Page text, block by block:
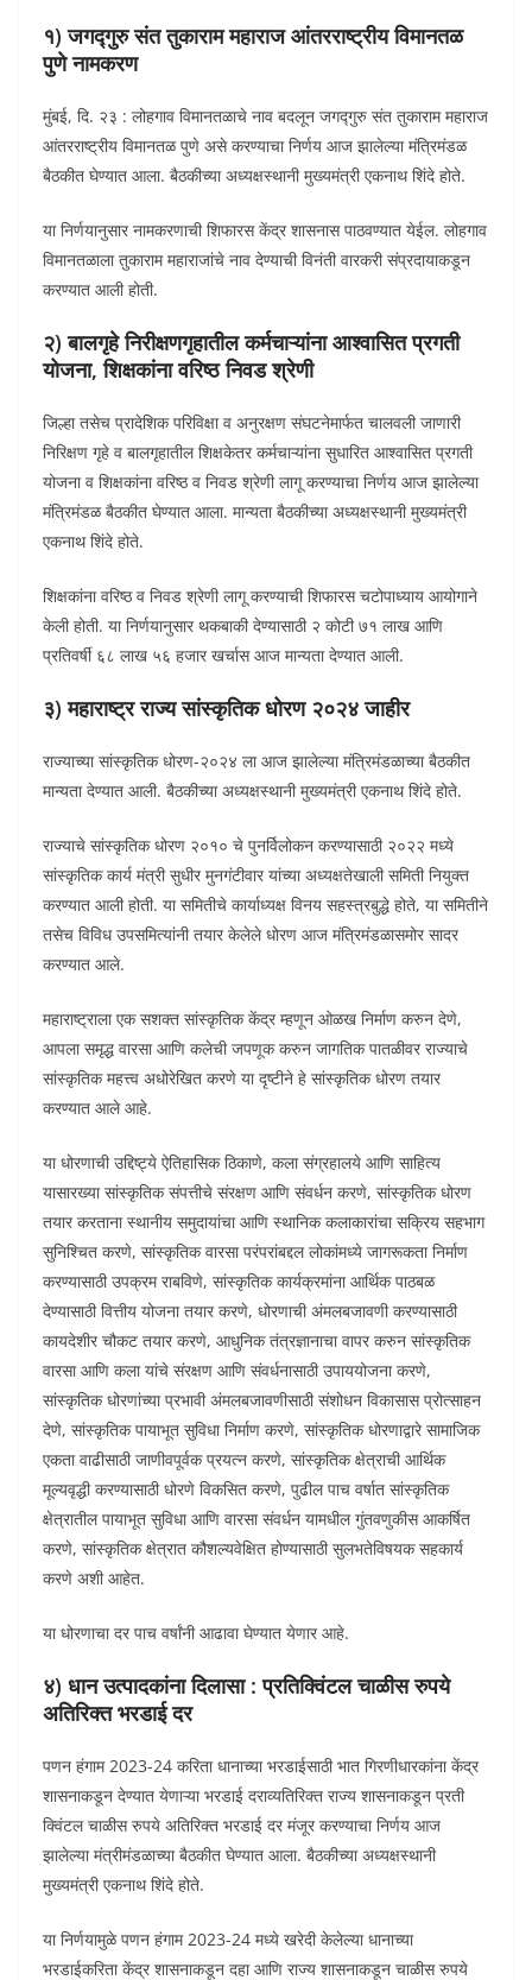
१) जगद्गुरु संत तुकाराम महाराज आंतरराष्ट्रीय विमानतळ
पुणे नामकरण
मुंबई, दि. २३ : लोहगाव विमानतळाचे नाव बदलून जगद्गुरु संत तुकाराम महाराज
आंतरराष्ट्रीय विमानतळ पुणे असे करण्याचा निर्णय आज झालेल्या मंत्रिमंडळ
बैठकीत घेण्यात आला. बैठकीच्या अध्यक्षस्थानी मुख्यमंत्री एकनाथ शिंदे होते.
या निर्णयानुसार नामकरणाची शिफारस केंद्र शासनास पाठवण्यात येईल. लोहगाव
विमानतळाला तुकाराम महाराजांचे नाव देण्याची विनंती वारकरी संप्रदायाकडून
करण्यात आली होती.
२) बालगृहे निरीक्षणगृहातील कर्मचाऱ्यांना आश्वासित प्रगती
योजना, शिक्षकांना वरिष्ठ निवड श्रेणी
जिल्हा तसेच प्रादेशिक परिविक्षा व अनुरक्षण संघटनेमार्फत चालवली जाणारी
निरिक्षण गृहे व बालगृहातील शिक्षकेतर कर्मचाऱ्यांना सुधारित आश्वासित प्रगती
योजना व शिक्षकांना वरिष्ठ व निवड श्रेणी लागू करण्याचा निर्णय आज झालेल्या
मंत्रिमंडळ बैठकीत घेण्यात आला. मान्यता बैठकीच्या अध्यक्षस्थानी मुख्यमंत्री
एकनाथ शिंदे होते.
शिक्षकांना वरिष्ठ व निवड श्रेणी लागू करण्याची शिफारस चटोपाध्याय आयोगाने
केली होती. या निर्णयानुसार थकबाकी देण्यासाठी २ कोटी ७१ लाख आणि
प्रतिवर्षी ६८ लाख ५६ हजार खर्चास आज मान्यता देण्यात आली.
३) महाराष्ट्र राज्य सांस्कृतिक धोरण २०२४ जाहीर
राज्याच्या सांस्कृतिक धोरण-२०२४ ला आज झालेल्या मंत्रिमंडळाच्या बैठकीत
मान्यता देण्यात आली. बैठकीच्या अध्यक्षस्थानी मुख्यमंत्री एकनाथ शिंदे होते.
राज्याचे सांस्कृतिक धोरण २०१० चे पुनर्विलोकन करण्यासाठी २०२२ मध्ये
सांस्कृतिक कार्य मंत्री सुधीर मुनगंटीवार यांच्या अध्यक्षतेखाली समिती नियुक्त
करण्यात आली होती. या समितीचे कार्याध्यक्ष विनय सहस्त्रबुद्धे होते, या समितीने
तसेच विविध उपसमित्यांनी तयार केलेले धोरण आज मंत्रिमंडळासमोर सादर
करण्यात आले.
महाराष्ट्राला एक सशक्त सांस्कृतिक केंद्र म्हणून ओळख निर्माण करुन देणे,
आपला समृद्ध वारसा आणि कलेची जपणूक करुन जागतिक पातळीवर राज्याचे
सांस्कृतिक महत्त्व अधोरेखित करणे या दृष्टीने हे सांस्कृतिक धोरण तयार
करण्यात आले आहे.
या धोरणाची उद्दिष्ट्ये ऐतिहासिक ठिकाणे, कला संग्रहालये आणि साहित्य
यासारख्या सांस्कृतिक संपत्तीचे संरक्षण आणि संवर्धन करणे, सांस्कृतिक धोरण
तयार करताना स्थानीय समुदायांचा आणि स्थानिक कलाकारांचा सक्रिय सहभाग
सुनिश्चित करणे, सांस्कृतिक वारसा परंपरांबद्दल लोकांमध्ये जागरूकता निर्माण
करण्यासाठी उपक्रम राबविणे, सांस्कृतिक कार्यक्रमांना आर्थिक पाठबळ
देण्यासाठी वित्तीय योजना तयार करणे, धोरणाची अंमलबजावणी करण्यासाठी
कायदेशीर चौकट तयार करणे, आधुनिक तंत्रज्ञानाचा वापर करुन सांस्कृतिक
वारसा आणि कला यांचे संरक्षण आणि संवर्धनासाठी उपाययोजना करणे,
सांस्कृतिक धोरणांच्या प्रभावी अंमलबजावणीसाठी संशोधन विकासास प्रोत्साहन
देणे, सांस्कृतिक पायाभूत सुविधा निर्माण करणे, सांस्कृतिक धोरणाद्वारे सामाजिक
एकता वाढीसाठी जाणीवपूर्वक प्रयत्न करणे, सांस्कृतिक क्षेत्राची आर्थिक
मूल्यवृद्धी करण्यासाठी धोरणे विकसित करणे, पुढील पाच वर्षात सांस्कृतिक
क्षेत्रातील पायाभूत सुविधा आणि वारसा संवर्धन यामधील गुंतवणुकीस आकर्षित
करणे, सांस्कृतिक क्षेत्रात कौशल्यवेक्षित होण्यासाठी सुलभतेविषयक सहकार्य
करणे अशी आहेत.
या धोरणाचा दर पाच वर्षांनी आढावा घेण्यात येणार आहे.
४) धान उत्पादकांना दिलासा : प्रतिक्विंटल चाळीस रुपये
अतिरिक्त भरडाई दर
पणन हंगाम 2023-24 करिता धानाच्या भरडाईसाठी भात गिरणीधारकांना केंद्र
शासनाकडून देण्यात येणाऱ्या भरडाई दराव्यतिरिक्त राज्य शासनाकडून प्रती
क्विंटल चाळीस रुपये अतिरिक्त भरडाई दर मंजूर करण्याचा निर्णय आज
झालेल्या मंत्रीमंडळाच्या बैठकीत घेण्यात आला. बैठकीच्या अध्यक्षस्थानी
मुख्यमंत्री एकनाथ शिंदे होते.
या निर्णयामुळे पणन हंगाम 2023-24 मध्ये खरेदी केलेल्या धानाच्या
भरडाईकरिता केंद्र शासनाकडून दहा आणि राज्य शासनाकडून चाळीस रुपये